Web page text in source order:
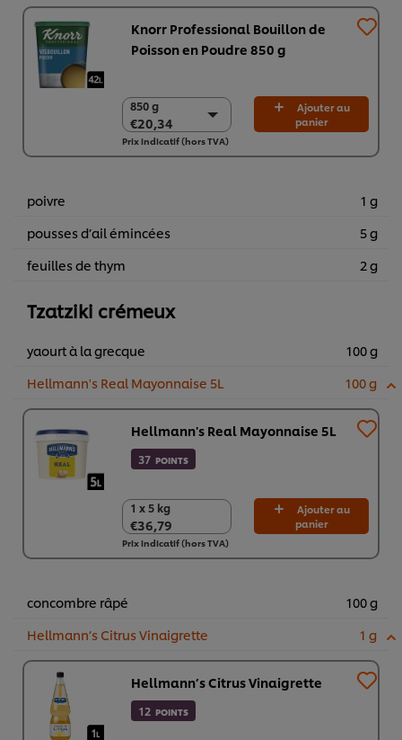
Knorr Professional Bouillon de
Poisson en Poudre 850 g
850 g
€20,34
850 g
€20,34
6 x 850 g
Ajouter au
panier
Prix indicatif (hors TVA)
poivre
1 g
pousses d’ail émincées
5 g
feuilles de thym
2 g
Tzatziki crémeux
yaourt à la grecque
100 g
Hellmann's Real Mayonnaise 5L
100 g
Hellmann's Real Mayonnaise 5L
37 POINTS
1 x 5 kg
€36,79
1 x 5 kg
€36,79
Ajouter au
panier
Prix indicatif (hors TVA)
concombre râpé
100 g
Hellmann’s Citrus Vinaigrette
1 g
Hellmann’s Citrus Vinaigrette
12 POINTS